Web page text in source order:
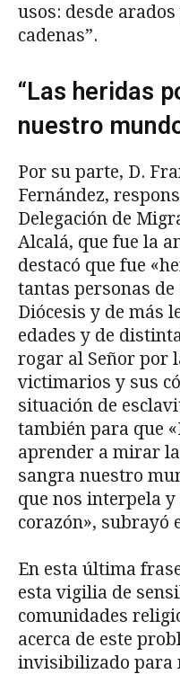
usos: desde
cadenas”.
“Las heridas
nuestro
Por su parte, D.
Fernández,
Delegación de
Alcalá, que fue la
destacó que fue
tantas personas
Diócesis y de más
edades y de
rogar al Señor por
victimarios y sus
situación de
también para que
aprender a mirar
sangra nuestro
que nos interpela
corazón», subrayó
En esta última
esta vigilia de
comunidades
acerca de este
invisibilizado para